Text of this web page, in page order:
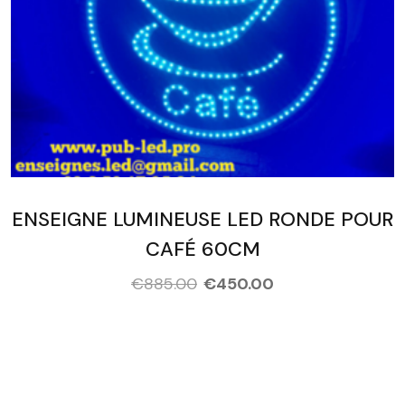
ENSEIGNE LUMINEUSE LED RONDE POUR
CAFÉ 60CM
€885.00 €450.00